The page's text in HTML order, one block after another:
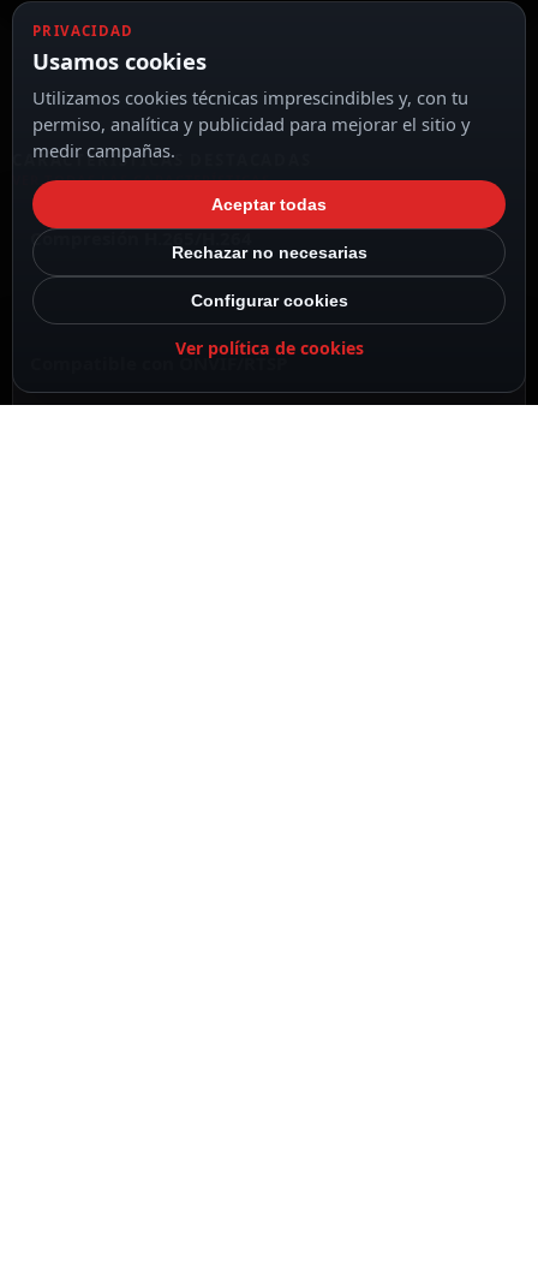
CARACTERÍSTICAS DESTACADAS
VER TODAS LAS CARACTERÍSTICAS
Compresión H.265/H.264
Compatible con ONVIF/RTSP
PRIVACIDAD
Usamos cookies
Utilizamos cookies técnicas imprescindibles y, con tu
permiso, analítica y publicidad para mejorar el sitio y
medir campañas.
Aceptar todas
Rechazar no necesarias
Configurar cookies
Ver política de cookies